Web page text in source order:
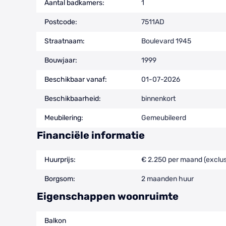
Aantal badkamers: 1
Postcode: 7511AD
Straatnaam: Boulevard 1945
Bouwjaar: 1999
Beschikbaar vanaf: 01-07-2026
Beschikbaarheid: binnenkort
Meubilering: Gemeubileerd
Financiële informatie
Huurprijs: € 2.250 per maand
Borgsom: 2 maanden huur
Eigenschappen woonruimte
Balkon